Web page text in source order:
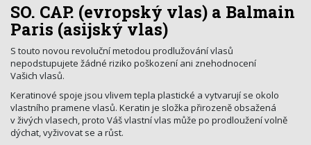
SO. CAP. (evropský vlas) a Balmain
Paris (asijský vlas)
S touto novou revoluční metodou prodlužování vlasů
nepodstupujete žádné riziko poškození ani znehodnocení
Vašich vlasů.
Keratinové spoje jsou vlivem tepla plastické a vytvarují se okolo
vlastního pramene vlasů. Keratin je složka přirozeně obsažená
v živých vlasech, proto Váš vlastní vlas může po prodloužení volně
dýchat, vyživovat se a růst.